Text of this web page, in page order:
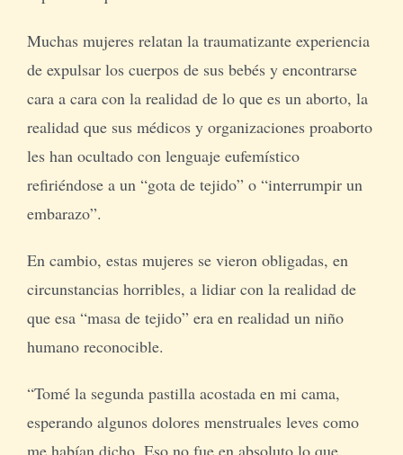
Muchas mujeres relatan la traumatizante experiencia
de expulsar los cuerpos de sus bebés y encontrarse
cara a cara con la realidad de lo que es un aborto, la
realidad que sus médicos y organizaciones proaborto
les han ocultado con lenguaje eufemístico
refiriéndose a un “gota de tejido” o “interrumpir un
embarazo”.
En cambio, estas mujeres se vieron obligadas, en
circunstancias horribles, a lidiar con la realidad de
que esa “masa de tejido” era en realidad un niño
humano reconocible.
“Tomé la segunda pastilla acostada en mi cama,
esperando algunos dolores menstruales leves como
me habían dicho. Eso no fue en absoluto lo que